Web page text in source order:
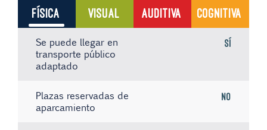
FÍSICA VISUAL AUDITIVA COGNITIVA
Se puede llegar en
transporte público
adaptado
Sí
Plazas reservadas de
aparcamiento
No